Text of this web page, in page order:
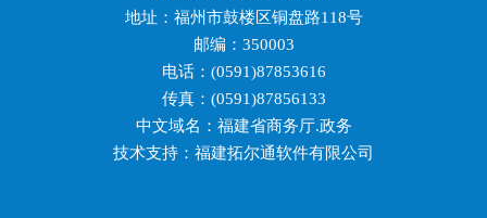
地址：福州市鼓楼区铜盘路118号
邮编：350003
电话：(0591)87853616
传真：(0591)87856133
中文域名：福建省商务厅.政务
技术支持：福建拓尔通软件有限公司